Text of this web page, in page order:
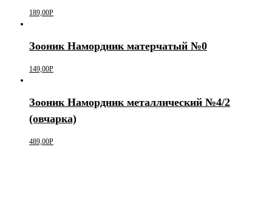
189,00Р
Зооник Намордник матерчатый №0
149,00Р
Зооник Намордник металлический №4/2
(овчарка)
489,00Р